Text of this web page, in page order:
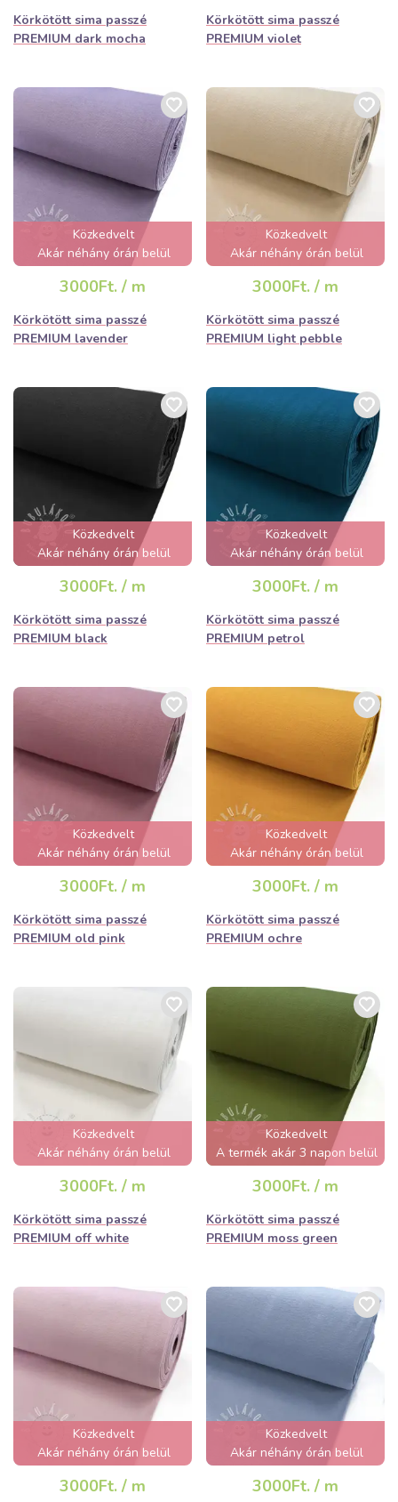
Körkötött sima passzé
PREMIUM dark mocha
Körkötött sima passzé
PREMIUM violet
Közkedvelt
Akár néhány órán belül
elfogyhat!
3000Ft. / m
Körkötött sima passzé
PREMIUM lavender
Közkedvelt
Akár néhány órán belül
elfogyhat!
3000Ft. / m
Körkötött sima passzé
PREMIUM light pebble
Közkedvelt
Akár néhány órán belül
elfogyhat!
3000Ft. / m
Körkötött sima passzé
PREMIUM black
Közkedvelt
Akár néhány órán belül
elfogyhat!
3000Ft. / m
Körkötött sima passzé
PREMIUM petrol
Közkedvelt
Akár néhány órán belül
elfogyhat!
3000Ft. / m
Körkötött sima passzé
PREMIUM old pink
Közkedvelt
Akár néhány órán belül
elfogyhat!
3000Ft. / m
Körkötött sima passzé
PREMIUM ochre
Közkedvelt
Akár néhány órán belül
elfogyhat!
3000Ft. / m
Körkötött sima passzé
PREMIUM off white
Közkedvelt
A termék akár 3 napon belül
elfogyhat!
3000Ft. / m
Körkötött sima passzé
PREMIUM moss green
Közkedvelt
Akár néhány órán belül
elfogyhat!
3000Ft. / m
Közkedvelt
Akár néhány órán belül
elfogyhat!
3000Ft. / m